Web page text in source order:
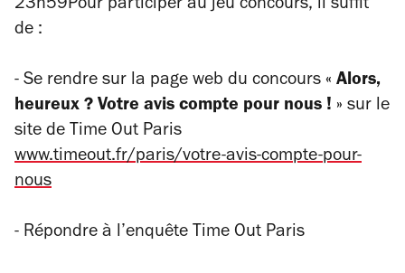
23h59Pour participer au jeu concours, il suffit
de :
- Se rendre sur la page web du concours « Alors,
heureux ? Votre avis compte pour nous ! » sur le
site de Time Out Paris
www.timeout.fr/paris/votre-avis-compte-pour-
nous
- Répondre à l’enquête Time Out Paris